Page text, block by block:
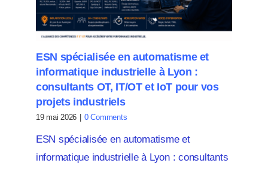
ESN spécialisée en automatisme et
informatique industrielle à Lyon :
consultants OT, IT/OT et IoT pour vos
projets industriels
19 mai 2026 0 Comments
ESN spécialisée en automatisme et
informatique industrielle à Lyon : consultants